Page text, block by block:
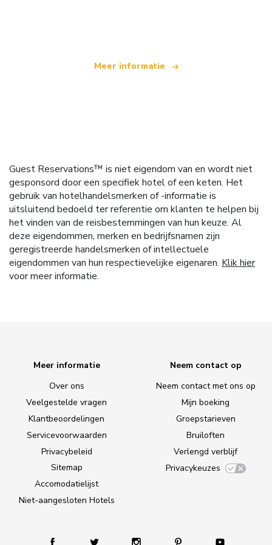
Meer informatie
Guest Reservations™ is niet eigendom van en wordt niet
gesponsord door een specifiek hotel of een keten. Het
gebruik van hotelhandelsmerken of -informatie is
uitsluitend bedoeld ter referentie om klanten te helpen bij
het vinden van de reisbestemmingen van hun keuze. Al
deze eigendommen, merken en bedrijfsnamen zijn
geregistreerde handelsmerken of intellectuele
eigendommen van hun respectievelijke eigenaren. Klik hier
voor meer informatie.
Meer informatie
Over ons
Veelgestelde vragen
Klantbeoordelingen
Servicevoorwaarden
Privacybeleid
Sitemap
Accomodatielijst
Niet-aangesloten Hotels
Neem contact op
Neem contact met ons op
Mijn boeking
Groepstarieven
Bruiloften
Verlengd verblijf
Privacykeuzes